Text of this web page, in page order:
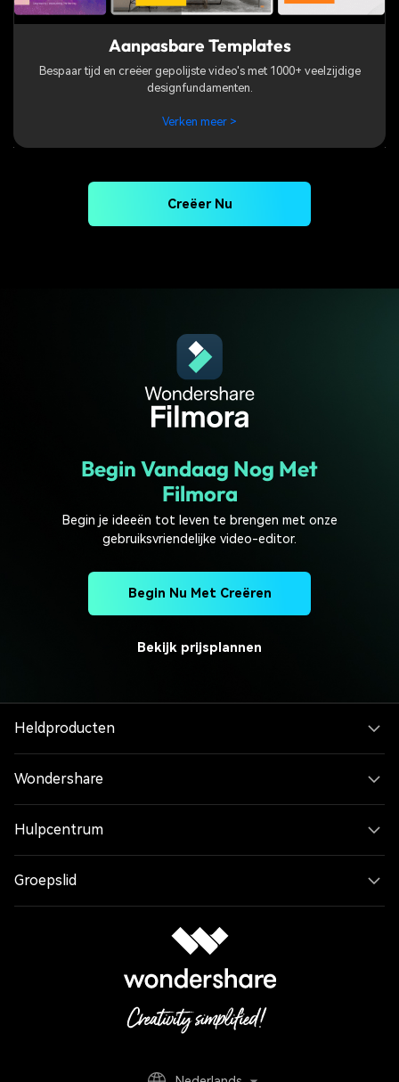
Aanpasbare Templates
Bespaar tijd en creëer gepolijste video's met 1000+ veelzijdige
designfundamenten.
Verken meer >
Creëer Nu
Begin Vandaag Nog Met
Filmora
Begin je ideeën tot leven te brengen met onze
gebruiksvriendelijke video-editor.
Begin Nu Met Creëren
Bekijk prijsplannen
Heldproducten
Wondershare
Hulpcentrum
Groepslid